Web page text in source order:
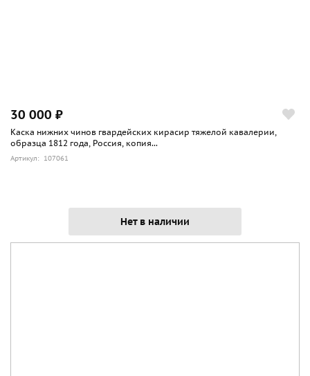
30 000 ₽
Каска нижних чинов гвардейских кирасир тяжелой кавалерии,
образца 1812 года, Россия, копия...
Артикул: 107061
Нет в наличии